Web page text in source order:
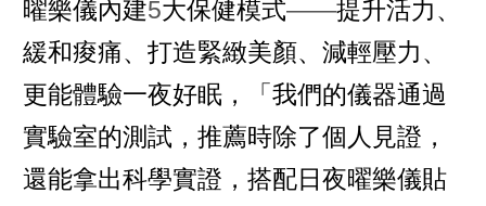
曜樂儀內建5大保健模式——提升活力、
緩和痠痛、打造緊緻美顏、減輕壓力、
更能體驗一夜好眠，「我們的儀器通過
實驗室的測試，推薦時除了個人見證，
還能拿出科學實證，搭配日夜曜樂儀貼